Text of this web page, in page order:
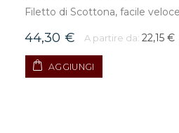
Filetto di Scottona, facile
44,30 € A partire da: 22,15 €
AGGIUNGI